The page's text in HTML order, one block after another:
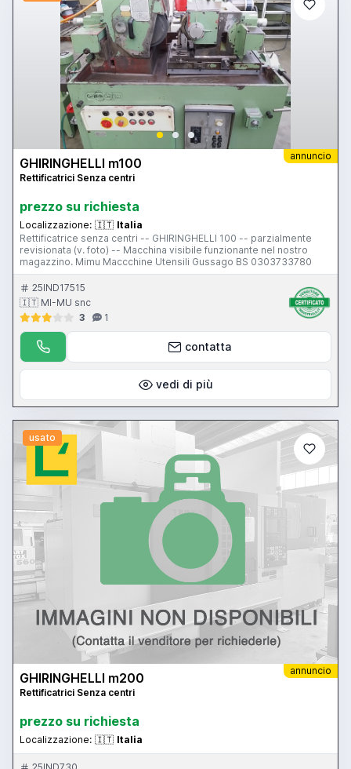
annuncio
GHIRINGHELLI m100
Rettificatrici Senza centri
prezzo su richiesta
Localizzazione: 🇮🇹 Italia
Rettificatrice senza centri -- GHIRINGHELLI 100 -- parzialmente
revisionata (v. foto) -- Macchina visibile funzionante nel nostro
magazzino. Mimu Maccchine Utensili Gussago BS 0303733780
25IND17515
🇮🇹 MI-MU snc
3
1
contatta
vedi di più
usato
annuncio
GHIRINGHELLI m200
Rettificatrici Senza centri
prezzo su richiesta
Localizzazione: 🇮🇹 Italia